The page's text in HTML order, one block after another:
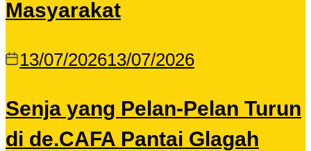
Masyarakat
13/07/202613/07/2026
Senja yang Pelan-Pelan Turun
di de.CAFA Pantai Glagah